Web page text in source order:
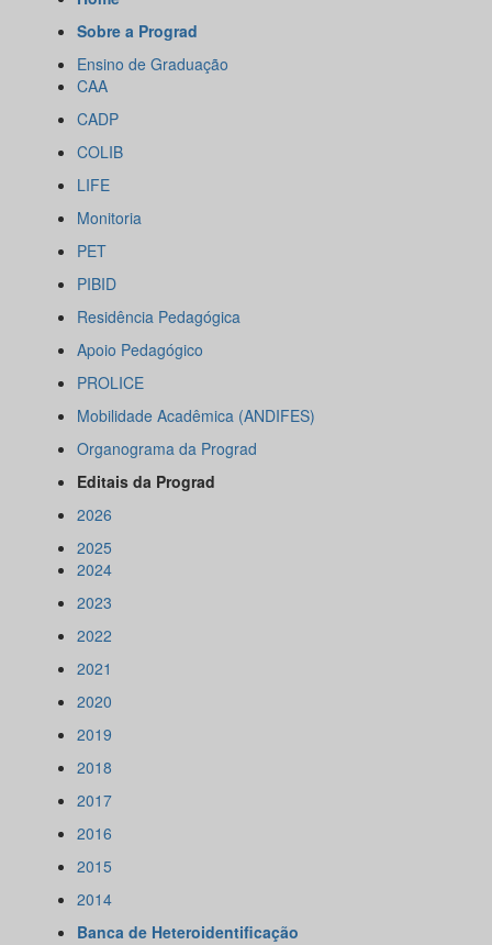
Sobre a Prograd
Ensino de Graduação
CAA
CADP
COLIB
LIFE
Monitoria
PET
PIBID
Residência Pedagógica
Apoio Pedagógico
PROLICE
Mobilidade Acadêmica (ANDIFES)
Organograma da Prograd
Editais da Prograd
2026
2025
2024
2023
2022
2021
2020
2019
2018
2017
2016
2015
2014
Banca de Heteroidentificação